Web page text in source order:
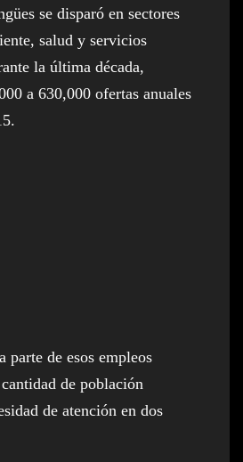
se disparó en sectores
salud y servicios
la última década,
a 630,000 ofertas anuales
parte de esos empleos
de población
de atención en dos